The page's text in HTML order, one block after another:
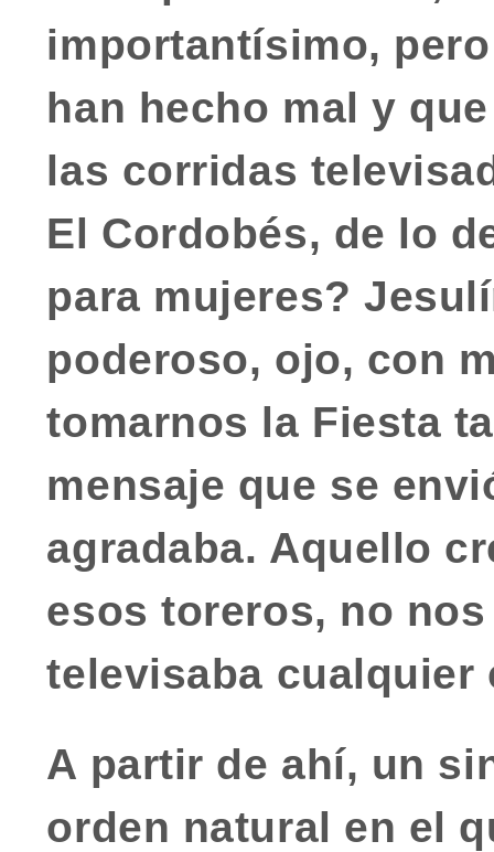
importantísimo,
han hecho mal y
las corridas
El Cordobés, de lo
para mujeres?
poderoso, ojo, con
tomarnos la Fiesta
mensaje que se
agradaba. Aquello
esos toreros, no
televisaba cualquier
A partir de ahí, un
orden natural en el